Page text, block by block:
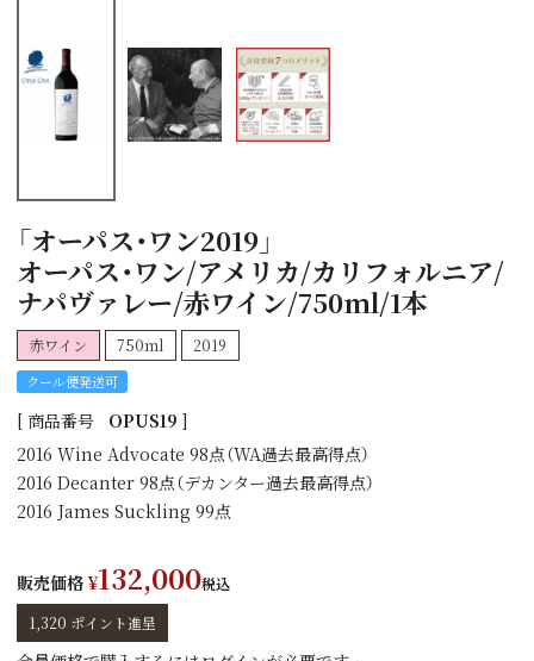
「オーパス・ワン2019」
オーパス・ワン/アメリカ/カリフォルニア/
ナパヴァレー/赤ワイン/750ml/1本
赤ワイン 750ml 2019
クール便発送可
商品番号
OPUS19
2016 Wine Advocate 98点（WA過去最高得点）
2016 Decanter 98点（デカンター過去最高得点）
2016 James Suckling 99点
販売価格 ¥132,000税込
1,320 ポイント進呈